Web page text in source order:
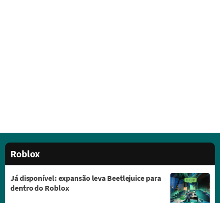
Roblox
Já disponível: expansão leva Beetlejuice para
dentro do Roblox